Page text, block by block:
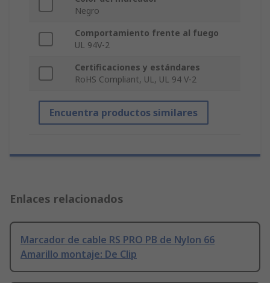
Negro
Comportamiento frente al fuego
UL 94V-2
Certificaciones y estándares
RoHS Compliant, UL, UL 94 V-2
Encuentra productos similares
Enlaces relacionados
Marcador de cable RS PRO PB de Nylon 66
Amarillo montaje: De Clip